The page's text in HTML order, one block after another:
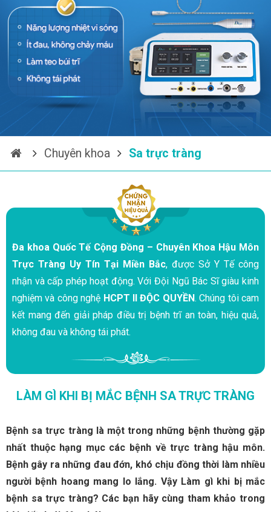
Chuyên khoa Sa trực tràng
Đa khoa Quốc Tế Cộng Đồng – Chuyên Khoa Hậu Môn
Trực Tràng Uy Tín Tại Miền Bắc, được Sở Y Tế công
nhận và cấp phép hoạt động. Với Đội Ngũ Bác Sĩ giàu kinh
nghiệm và công nghệ HCPT II ĐỘC QUYỀN. Chúng tôi cam
kết mang đến giải pháp điều trị bệnh trĩ an toàn, hiệu quả,
không đau và không tái phát.
LÀM GÌ KHI BỊ MẮC BỆNH SA TRỰC TRÀNG
Bệnh sa trực tràng là một trong những bệnh thường gặp
nhất thuộc hạng mục các bệnh về trực tràng hậu môn.
Bệnh gây ra những đau đớn, khó chịu đồng thời làm nhiều
người bệnh hoang mang lo lắng. Vậy Làm gì khi bị mắc
bệnh sa trực tràng? Các bạn hãy cùng tham khảo trong